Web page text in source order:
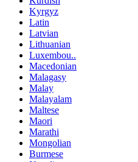
Kyrgyz
Latin
Latvian
Lithuanian
Luxembou..
Macedonian
Malagasy
Malay
Malayalam
Maltese
Maori
Marathi
Mongolian
Burmese